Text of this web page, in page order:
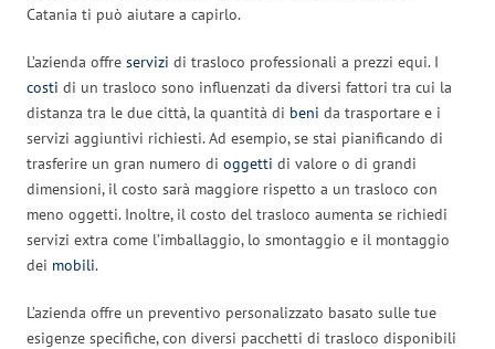
Catania ti può aiutare a capirlo.
L’azienda offre servizi di trasloco professionali a prezzi equi. I
costi di un trasloco sono influenzati da diversi fattori tra cui la
distanza tra le due città, la quantità di beni da trasportare e i
servizi aggiuntivi richiesti. Ad esempio, se stai pianificando di
trasferire un gran numero di oggetti di valore o di grandi
dimensioni, il costo sarà maggiore rispetto a un trasloco con
meno oggetti. Inoltre, il costo del trasloco aumenta se richiedi
servizi extra come l’imballaggio, lo smontaggio e il montaggio
dei mobili.
L’azienda offre un preventivo personalizzato basato sulle tue
esigenze specifiche, con diversi pacchetti di trasloco disponibili